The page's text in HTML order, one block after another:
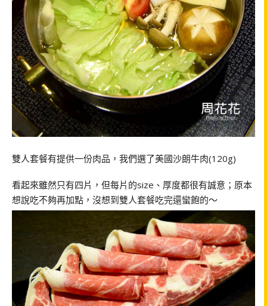
雙人套餐有提供一份肉品，我們選了美國沙朗牛肉(120g)
看起來雖然只有四片，但每片的size、厚度都很有誠意；原本
想說吃不夠再加點，沒想到雙人套餐吃完還蠻飽的～